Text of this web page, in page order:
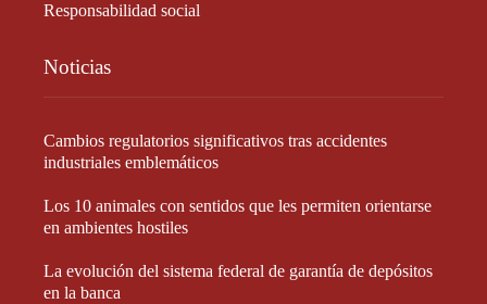
Responsabilidad social
Noticias
Cambios regulatorios significativos tras accidentes
industriales emblemáticos
Los 10 animales con sentidos que les permiten orientarse
en ambientes hostiles
La evolución del sistema federal de garantía de depósitos
en la banca